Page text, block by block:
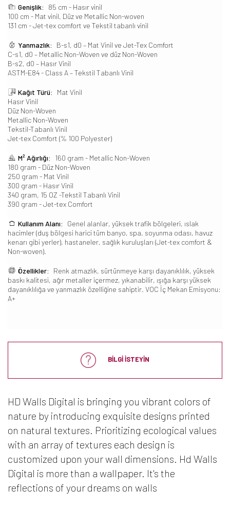
Genişlik:
85 cm - Hasır vinil
100 cm - Mat vinil, Düz ve Metallic Non-woven
131 cm - Jet-tex comfort ve Tekstil tabanlı vinil
Yanmazlık:
B-s1, d0 – Mat Vinil ve Jet-Tex Comfort
C-s1, d0 – Metallic Non-Woven ve düz Non-Woven
B-s2, d0 – Hasır Vinil
ASTM-E84 - Class A – Tekstil Tabanlı Vinil
Kağıt Türü:
Mat Vinil
Hasır Vinil
Düz Non-Woven
Metallic Non-Woven
Tekstil-Tabanlı Vinil
Jet-tex Comfort (% 100 Polyester)
M² Ağırlığı:
160 gram - Metallic Non-Woven
180 gram - Düz Non-Woven
250 gram - Mat Vinil
300 gram - Hasır Vinil
340 gram, 15 OZ -Tekstil Tabanlı Vinil
390 gram - Jet-tex Comfort
Kullanım Alanı:
Genel alanlar, yüksek trafik bölgeleri, ıslak
hacimler (duş bölgesi harici tüm banyo, spa, soyunma odası, havuz
kenarı gibi yerler), hastaneler, sağlık kuruluşları (Jet-tex comfort &
Non-woven).
Özellikler:
Renk atmazlık, sürtünmeye karşı dayanıklılık, yüksek
baskı kalitesi, ağır metaller içermez, yıkanabilir, ışığa karşı yüksek
dayanıklılığa ve yanmazlık özelliğine sahiptir. VOC İç Mekan Emisyonu:
A+
BİLGİ İSTEYİN
HD Walls Digital is bringing you vibrant colors of
nature by introducing exquisite designs printed
on natural textures. Prioritizing ecological values
with an array of textures each design is
customized upon your wall dimensions. Hd Walls
Digital is more than a wallpaper. It's the
reflections of your dreams on walls